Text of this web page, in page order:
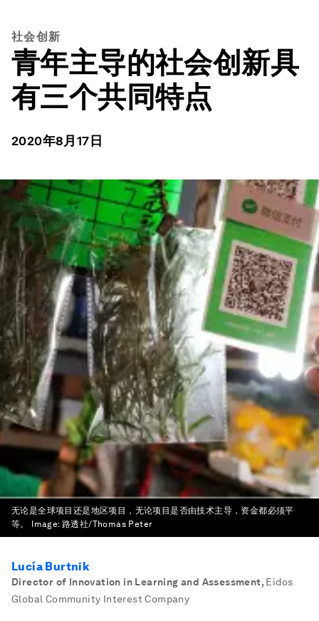
社会创新
青年主导的社会创新具
有三个共同特点
2020年8月17日
无论是全球项目还是地区项目，无论项目是否由技术主导，资金都必须平
等。
Image:路透社/Thomas Peter
Lucía Burtnik
Director of Innovation in Learning and Assessment, Eidos
Global Community Interest Company